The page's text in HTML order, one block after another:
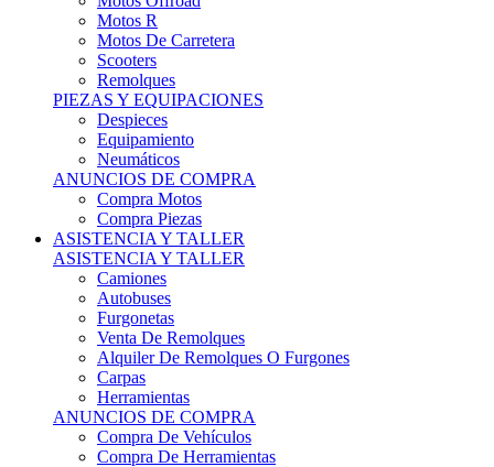
Motos R
Motos De Carretera
Scooters
Remolques
PIEZAS Y EQUIPACIONES
Despieces
Equipamiento
Neumáticos
ANUNCIOS DE COMPRA
Compra Motos
Compra Piezas
ASISTENCIA Y TALLER
ASISTENCIA Y TALLER
Camiones
Autobuses
Furgonetas
Venta De Remolques
Alquiler De Remolques O Furgones
Carpas
Herramientas
ANUNCIOS DE COMPRA
Compra De Vehículos
Compra De Herramientas